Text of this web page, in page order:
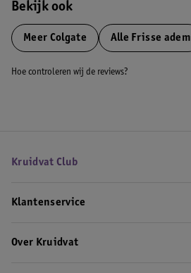
Bekijk ook
Meer Colgate Alle Frisse adem
Hoe controleren wij de reviews?
Kruidvat Club
Klantenservice
Over Kruidvat